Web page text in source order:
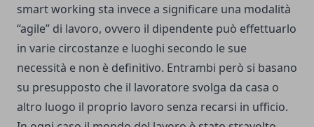
smart working sta invece a significare una modalità
“agile” di lavoro, ovvero il dipendente può effettuarlo
in varie circostanze e luoghi secondo le sue
necessità e non è definitivo. Entrambi però si basano
su presupposto che il lavoratore svolga da casa o
altro luogo il proprio lavoro senza recarsi in ufficio.